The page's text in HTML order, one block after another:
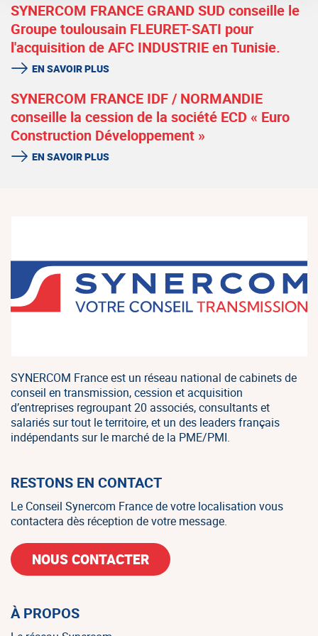
SYNERCOM FRANCE GRAND SUD conseille le
Groupe toulousain FLEURET-SATI pour
l'acquisition de AFC INDUSTRIE en Tunisie.
EN SAVOIR PLUS
SYNERCOM FRANCE IDF / NORMANDIE
conseille la cession de la société ECD « Euro
Construction Développement »
EN SAVOIR PLUS
SYNERCOM France est un réseau national de cabinets de
conseil en transmission, cession et acquisition
d’entreprises regroupant 20 associés, consultants et
salariés sur tout le territoire, et un des leaders français
indépendants sur le marché de la PME/PMI.
RESTONS EN CONTACT
Le Conseil Synercom France de votre localisation vous
contactera dès réception de votre message.
NOUS CONTACTER
À PROPOS